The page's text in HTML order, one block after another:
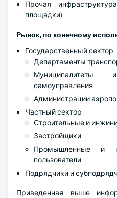
Прочая
площадки)
Рынок, по конечному
Государственный сектор
Департаменты
самоуправления
Администрации
Частный сектор
Строительные и
Застройщики
Промышленные и
пользователи
Подрядчики и
Приведенная выше